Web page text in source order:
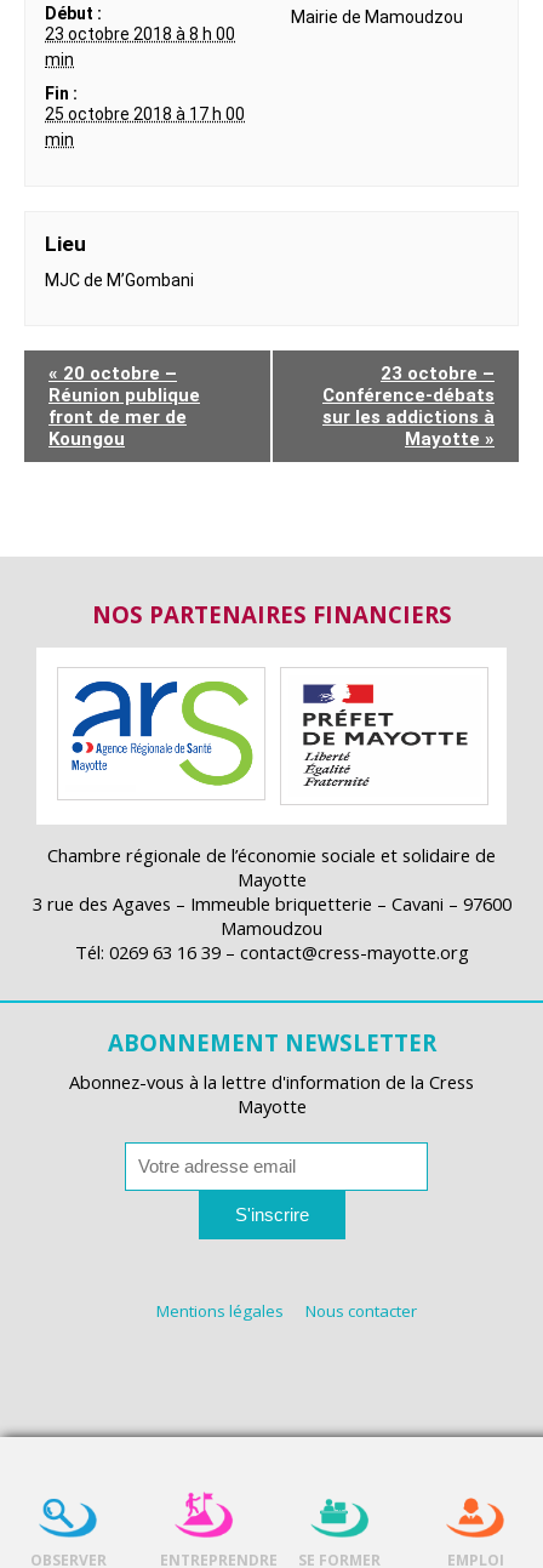
OBSERVER ENTREPRENDRE SE FORMER EMPLOI
Début :
23 octobre 2018 à 8 h 00
min
Fin :
25 octobre 2018 à 17 h 00
min
Mairie de Mamoudzou
Lieu
MJC de M’Gombani
« 20 octobre –
Réunion publique
front de mer de
Koungou
23 octobre –
Conférence-débats
sur les addictions à
Mayotte »
NOS PARTENAIRES FINANCIERS
Chambre régionale de l’économie sociale et solidaire de
Mayotte
3 rue des Agaves – Immeuble briquetterie – Cavani – 97600
Mamoudzou
Tél: 0269 63 16 39 – contact@cress-mayotte.org
ABONNEMENT NEWSLETTER
Abonnez-vous à la lettre d'information de la Cress
Mayotte
S'inscrire
Mentions légales Nous contacter